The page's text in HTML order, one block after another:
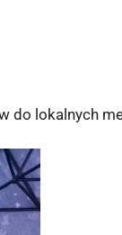
do lokalnych